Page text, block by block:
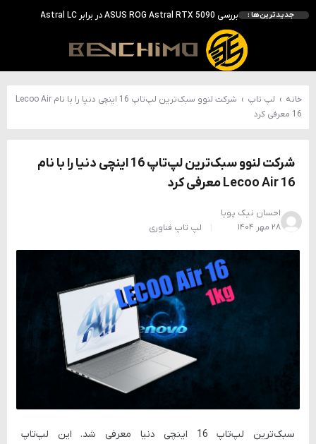
جدیدترین‌ها :
احتمال معرفی GeForce RTX 5070 SUPER با حافظه 18 گیگابایتی؛ ارتقای محسوس نسبت به مدل استاندارد
انویدیا DLSS 5 را با سه مدل هوش مصنوعی معرفی کرد؛ انتقادهای اولیه نتیجه داد
انویدیا پردازنده 88 هسته‌ای Vera را معرفی کرد؛ CPU اختصاصی برای نسل بعدی هوش مصنوعی
بالاخره سنسور Hotspot کارت‌های RTX 50 ظاهر شد؛ HWMonitor 1.65 تنها نماینده نمایش نیست
خانه › لپ تاپ ›
شرکت لنوو سبک‌ترین لپ‌تاپ 16 اینچی دنیا را با نام Lecoo Air
16 معرفی کرد
شرکت لنوو سبک‌ترین لپ‌تاپ 16 اینچی دنیا را با نام
Lecoo Air 16 معرفی کرد
احسان نیک پویا
۲۸ مهر ۱۴۰۴
لپ تاپ فناوری
سبک‌ترین لپ‌تاپ 16 اینچی دنیا معرفی شد. این لپ‌تاپ